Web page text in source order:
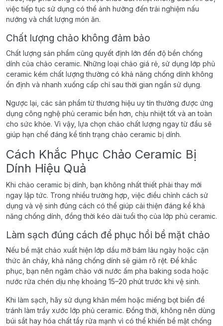
việc tiếp tục sử dụng có thể ảnh hưởng đến trải nghiệm nấu
nướng và chất lượng món ăn.
Chất lượng chảo không đảm bảo
Chất lượng sản phẩm cũng quyết định lớn đến độ bền chống
dính của chảo ceramic. Những loại chảo giá rẻ, sử dụng lớp phủ
ceramic kém chất lượng thường có khả năng chống dính không
ổn định và nhanh xuống cấp chỉ sau thời gian ngắn sử dụng.
Ngược lại, các sản phẩm từ thương hiệu uy tín thường được ứng
dụng công nghệ phủ ceramic bền hơn, chịu nhiệt tốt và an toàn
cho sức khỏe. Vì vậy, lựa chọn chảo chất lượng ngay từ đầu sẽ
giúp hạn chế đáng kể tình trạng chảo ceramic bị dính.
Cách Khắc Phục Chảo Ceramic Bị
Dính Hiệu Quả
Khi chảo ceramic bị dính, bạn không nhất thiết phải thay mới
ngay lập tức. Trong nhiều trường hợp, việc điều chỉnh cách sử
dụng và vệ sinh đúng cách có thể giúp cải thiện đáng kể khả
năng chống dính, đồng thời kéo dài tuổi thọ của lớp phủ ceramic.
Làm sạch đúng cách để phục hồi bề mặt chảo
Nếu bề mặt chảo xuất hiện lớp dầu mỡ bám lâu ngày hoặc cặn
thức ăn cháy, khả năng chống dính sẽ giảm rõ rệt. Để khắc
phục, bạn nên ngâm chảo với nước ấm pha baking soda hoặc
nước rửa chén dịu nhẹ khoảng 15–20 phút trước khi vệ sinh.
Khi làm sạch, hãy sử dụng khăn mềm hoặc miếng bọt biển để
tránh làm trầy xước lớp phủ ceramic. Đồng thời, không nên dùng
búi sắt hay hóa chất tẩy rửa mạnh vì có thể khiến bề mặt chống